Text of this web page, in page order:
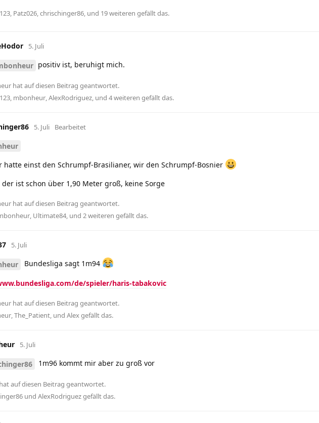
, Patz026,chrischinger86, und 19weiteren gefällt das.
5. Juli
positiv ist, beruhigt mich.
hatauf diesen Beitrag geantwortet.
mbonheur AlexRodriguez , und 4weiteren gefällt das.
5. Juli Bearbeitet
hatte einst den Schrumpf-Brasilianer, wir den Schrumpf-Bosnier
ist schon über 1,90 Meter groß, keine Sorge
hatauf diesen Beitrag geantwortet.
, Ultimate84, und 2weiteren gefällt das.
5. Juli
Bundesliga sagt 1m94
de/spieler/haris-tabakovic
hatauf diesen Beitrag geantwortet.
,The_Patient, und Alexgefällt das.
5. Juli
1m96 kommt mir aber zu groß vor
hatauf diesen Beitrag geantwortet.
und AlexRodriguezgefällt das.